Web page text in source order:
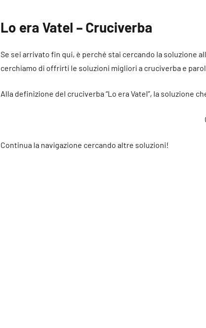
Lo era Vatel – Cruciverba
Se sei arrivato fin qui, è perché stai cercando la soluzione
cerchiamo di offrirti le soluzioni migliori a cruciverba e
Alla definizione del cruciverba “Lo era Vatel”, la soluzione
Continua la navigazione cercando altre soluzioni!